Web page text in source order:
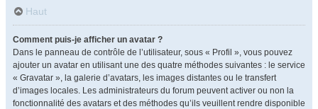
Haut
Comment puis-je afficher un avatar ?
Dans le panneau de contrôle de l’utilisateur, sous « Profil », vous pouvez
ajouter un avatar en utilisant une des quatre méthodes suivantes : le service
« Gravatar », la galerie d’avatars, les images distantes ou le transfert
d’images locales. Les administrateurs du forum peuvent activer ou non la
fonctionnalité des avatars et des méthodes qu’ils veuillent rendre disponible